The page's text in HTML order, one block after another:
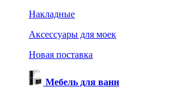
Накладные
Аксессуары для моек
Новая поставка
Мебель для ванн